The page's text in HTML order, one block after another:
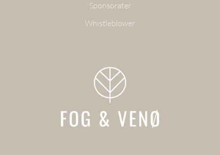
Sponsorater
Whistleblower